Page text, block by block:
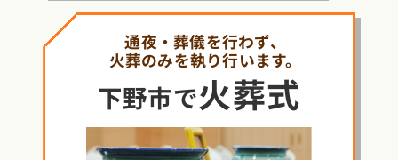
通夜・葬儀を行わず、
火葬のみを執り行います。
下野市で火葬式